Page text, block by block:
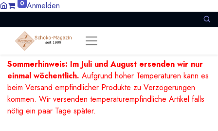
0 Anmelden
Sommerhinweis: Im Juli und August ersenden wir nur
einmal wöchentlich. Aufgrund hoher Temperaturen kann es
beim Versand empfindlicher Produkte zu Verzögerungen
kommen. Wir versenden temperaturempfindliche Artikel falls
nötig ein paar Tage später.